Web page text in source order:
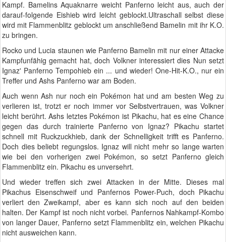
Kampf. Bamelins Aquaknarre weicht Panferno leicht aus, auch der
darauf-folgende Eishieb wird leicht geblockt.Ultraschall selbst diese
wird mit Flammenblitz geblockt um anschließend Bamelin mit ihr K.O.
zu bringen.
Rocko und Lucia staunen wie Panferno Bamelin mit nur einer Attacke
Kampfunfähig gemacht hat, doch Volkner interessiert dies Nun setzt
Ignaz' Panferno Tempohieb ein ... und wieder! One-Hit-K.O., nur ein
Treffer und Ashs Panferno war am Boden.
Auch wenn Ash nur noch ein Pokémon hat und am besten Weg zu
verlieren ist, trotzt er noch immer vor Selbstvertrauen, was Volkner
leicht berührt. Ashs letztes Pokémon ist Pikachu, hat es eine Chance
gegen das durch trainierte Panferno von Ignaz? Pikachu startet
schnell mit Ruckzuckhieb, dank der Schnelligkeit trifft es Panferno.
Doch dies beliebt regungslos. Ignaz will nicht mehr so lange warten
wie bei den vorherigen zwei Pokémon, so setzt Panferno gleich
Flammenblitz ein. Pikachu es unversehrt.
Und wieder treffen sich zwei Attacken in der Mitte. Dieses mal
Pikachus Eisenschweif und Panfernos Power-Puch, doch Pikachu
verliert den Zweikampf, aber es kann sich noch auf den beiden
halten. Der Kampf ist noch nicht vorbei. Panfernos Nahkampf-Kombo
von langer Dauer, Panferno setzt Flammenblitz ein, welchen Pikachu
nicht ausweichen kann.